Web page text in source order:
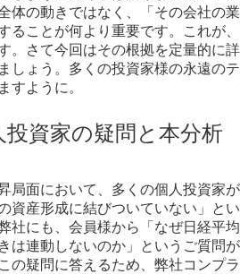
体の動きではなく、「その会社の業
ることが何より重要です。これが、
。さて今回はその根拠を定量的に詳
しょう。多くの投資家様の永遠のテ
すように。
資家の疑問と本分析
局面において、多くの個人投資家が
資産形成に結びついていない」とい
社にも、会員様から「なぜ日経平均
は連動しないのか」というご質問が
の疑問に答えるため、弊社コンプラ